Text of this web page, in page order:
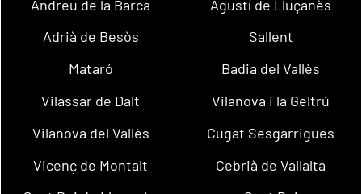
Andreu de la Barca
Agustí de Lluçanès
Adrià de Besòs
Sallent
Mataró
Badia del Vallès
Vilassar de Dalt
Vilanova i la Geltrú
Vilanova del Vallès
Cugat Sesgarrigues
Vicenç de Montalt
Cebrià de Vallalta